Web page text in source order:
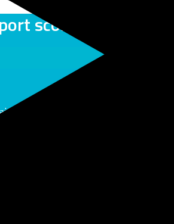
scolaire
pensé pour l’élève et sa famille,